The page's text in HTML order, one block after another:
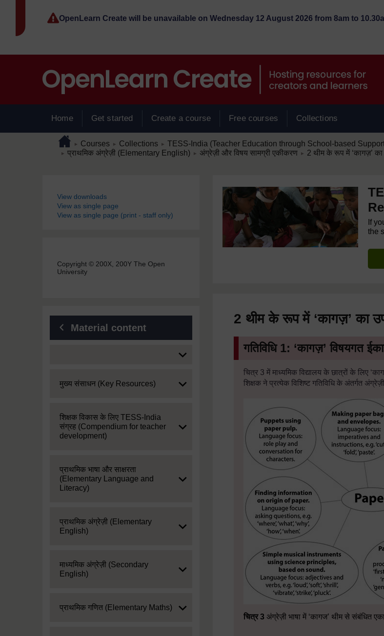
OpenLearn Create will be unavailable on Wednesday 12 August 2026 from 8am to
Home Get started Create a course Free courses Collections
Page pathHome
► Courses ► Collections ► TESS-India (Teacher Education through School-based
► प्राथमिक अंग्रेज़ी (Elementary English) ► अंग्रेज़ी और विषय सामग्री एकीकरण ► 2 थीम के रूप में ‘कागज़’ का
View downloads
View as single page
View as single page (print - staff only)
Copyright © 200X, 200Y The Open
University
Material content
Expand
मुख्य संसाधन (Key Resources)
Expand
शिक्षक विकास के लिए TESS-India
संग्रह (Compendium for teacher
development)
Expand
प्राथमिक भाषा और साक्षरता
(Elementary Language and
Literacy)
Expand
प्राथमिक अंग्रेज़ी (Elementary
English)
Expand
माध्यमिक अंग्रेज़ी (Secondary
English)
Expand
प्राथमिक गणित (Elementary Maths)
If
the
2 थीम के रूप में ‘कागज़’ का
गतिविधि 1: ‘कागज़’ विषयगत
चित्र 3 में माध्यमिक विद्यालय के छात्रों के लिए
शिक्षक ने प्रत्येक विशिष्ट गतिविधि के अंतर्गत
चित्र3अंग्रेज़ी भाषा में ‘कागज’ थीम से संबंधित